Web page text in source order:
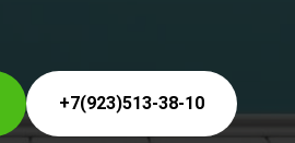
+7(923)513-38-10